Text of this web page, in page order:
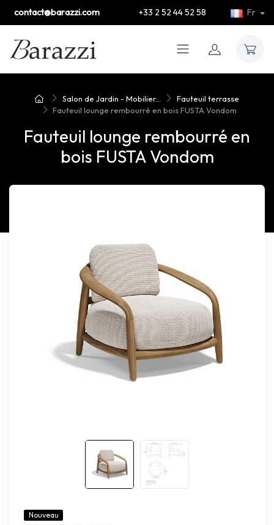
contact@barazzi.com +33 2 52 44 52 58 Fr
Salon de Jardin - Mobilier...
Fauteuil terrasse
Fauteuil lounge rembourré en bois FUSTA Vondom
Fauteuil lounge rembourré en
bois FUSTA Vondom
Nouveau